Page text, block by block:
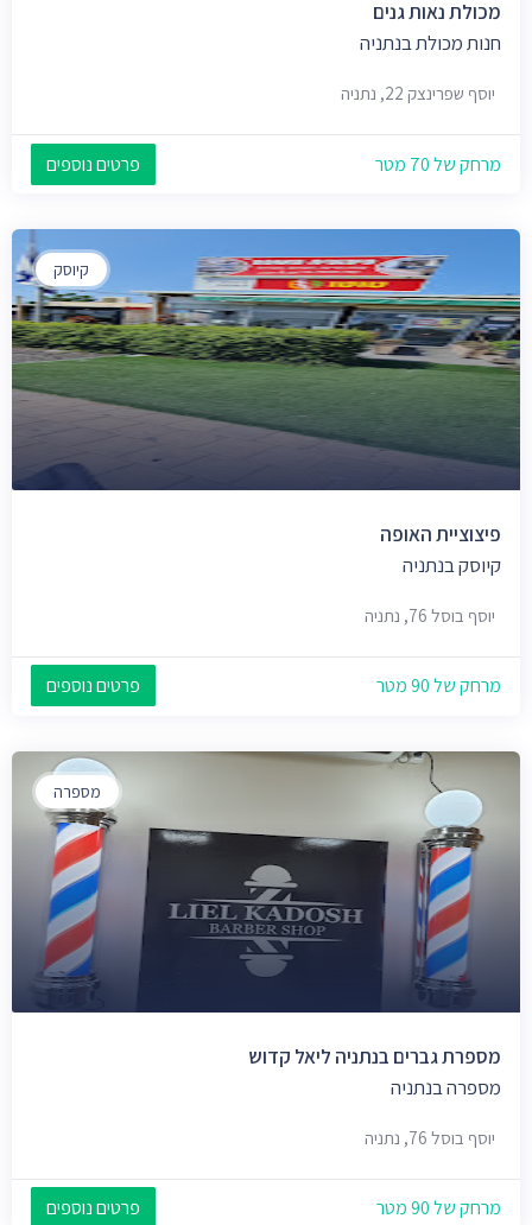
מכולת נאות גנים
חנות מכולת בנתניה
יוסף שפרינצק 22, נתניה
מרחק של 70 מטר פרטים נוספים
קיוסק
פיצוציית האופה
קיוסק בנתניה
יוסף בוסל 76, נתניה
מרחק של 90 מטר פרטים נוספים
מספרה
מספרת גברים בנתניה ליאל קדוש
מספרה בנתניה
יוסף בוסל 76, נתניה
מרחק של 90 מטר פרטים נוספים